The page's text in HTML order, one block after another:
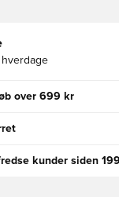
over 699 kr
kunder siden